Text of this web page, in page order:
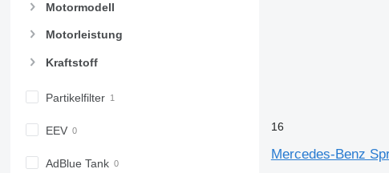
Motormodell
Motorleistung
Kraftstoff
Partikelfilter
EEV
AdBlue Tank
16
Mercedes-Benz